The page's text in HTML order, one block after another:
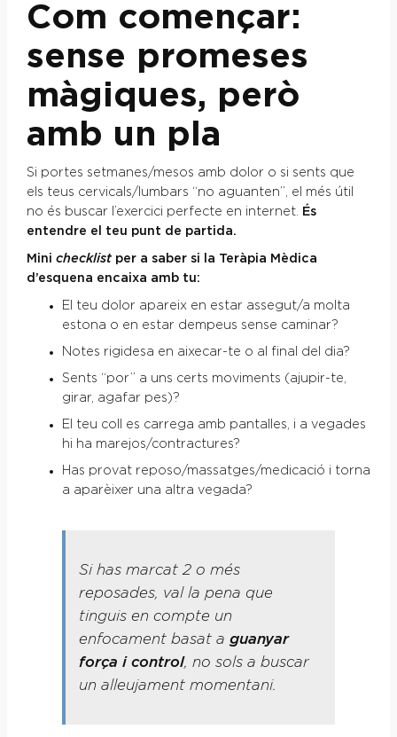
Com començar:
sense promeses
màgiques, però
amb un pla
Si portes setmanes/mesos amb dolor o si sents que
els teus cervicals/lumbars “no aguanten”, el més útil
no és buscar l’exercici perfecte en internet. És
entendre el teu punt de partida.
Mini checklistper a saber si la Teràpia Mèdica
d’esquena encaixa amb tu:
El teu dolor apareix en estar assegut/a molta
estona o en estar dempeus sense caminar?
Notes rigidesa en aixecar-te o al final del dia?
Sents “por” a uns certs moviments (ajupir-te,
girar, agafar pes)?
El teu coll es carrega amb pantalles, i a vegades
hi ha marejos/contractures?
Has provat reposo/massatges/medicació i torna
a aparèixer una altra vegada?
Si has marcat 2 o més
reposades, val la pena que
tinguis en compte un
enfocament basat a guanyar
força i control, no sols a buscar
un alleujament momentani.